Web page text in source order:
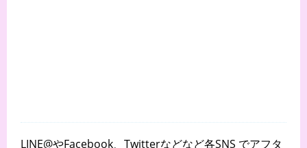
LINE@やFacebook、Twitterなどなど各SNS でアフタ